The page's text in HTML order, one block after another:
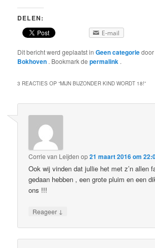
DELEN:
E-mail
Dit bericht werd geplaatst inGeen categorie
Bokhoven . Bookmark depermalink .
3 REACTIES OP “MIJN BIJZONDER KIND WORDT 18!”
Corrie van Leijden op21 maart 2016 om
Ook wij vinden dat jullie het met z’n allen
gedaan hebben , een grote pluim en een
ons !!!
Reageer ↓